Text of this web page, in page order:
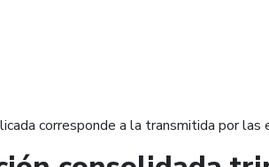
corresponde a la transmitida por